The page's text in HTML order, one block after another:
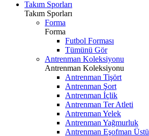
Takım Sporları
Takım Sporları
Forma
Forma
Futbol Forması
Tümünü Gör
Antrenman Koleksiyonu
Antrenman Koleksiyonu
Antrenman Tişört
Antrenman Şort
Antrenman İçlik
Antrenman Ter Atleti
Antrenman Yelek
Antrenman Yağmurluk
Antrenman Eşofman Üstü